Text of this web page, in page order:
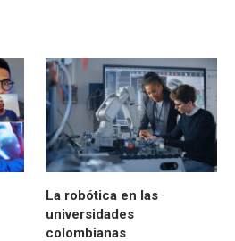
La robótica en las
universidades
colombianas